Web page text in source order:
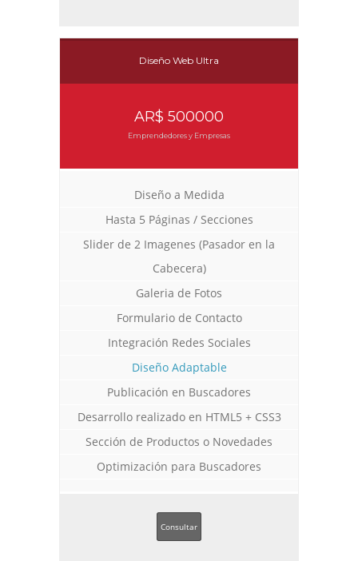
Diseño Web Ultra
AR$ 500000
Emprendedores y Empresas
Diseño a Medida
Hasta 5 Páginas / Secciones
Slider de 2 Imagenes (Pasador en la
Cabecera)
Galeria de Fotos
Formulario de Contacto
Integración Redes Sociales
Diseño Adaptable
Publicación en Buscadores
Desarrollo realizado en HTML5 + CSS3
Sección de Productos o Novedades
Optimización para Buscadores
Consultar